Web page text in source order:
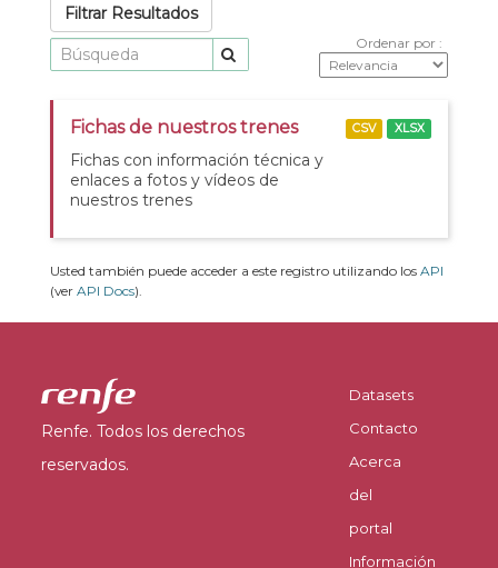
Filtrar Resultados
Ordenar por
Fichas de nuestros trenes
Fichas con información técnica y
enlaces a fotos y vídeos de
nuestros trenes
CSV XLSX
Usted también puede acceder a este registro utilizando los API
(ver API Docs).
Renfe. Todos los derechos
reservados.
Datasets
Contacto
Acerca
del
portal
Información